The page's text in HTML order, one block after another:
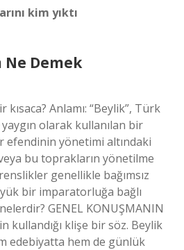
kim yıktı
Ne Demek
Anlamı: “Beylik”, Türk
olarak kullanılan bir
yönetimi altındaki
bu toprakların yönetilme
genellikle bağımsız
bir imparatorluğa bağlı
GENEL KONUŞMANIN
kullandığı klişe bir söz. Beylik
edebiyatta hem de günlük